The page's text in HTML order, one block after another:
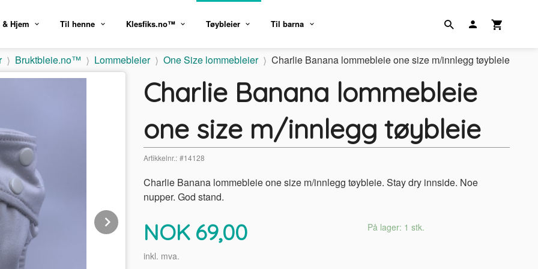
& Hjem Til henne Klesfiks.no™ Tøybleier Til barna
Bruktbleie.no™ Lommebleier One Size lommebleier Charlie Banana lommebleie one size m/innlegg tøybleie
Charlie Banana lommebleie
one size m/innlegg tøybleie
Artikkelnr.: #14128
Charlie Banana lommebleie one size m/innlegg tøybleie. Stay dry innside. Noe
nupper. God stand.
Pris
NOK 69,00
inkl. mva.
På lager: 1 stk.